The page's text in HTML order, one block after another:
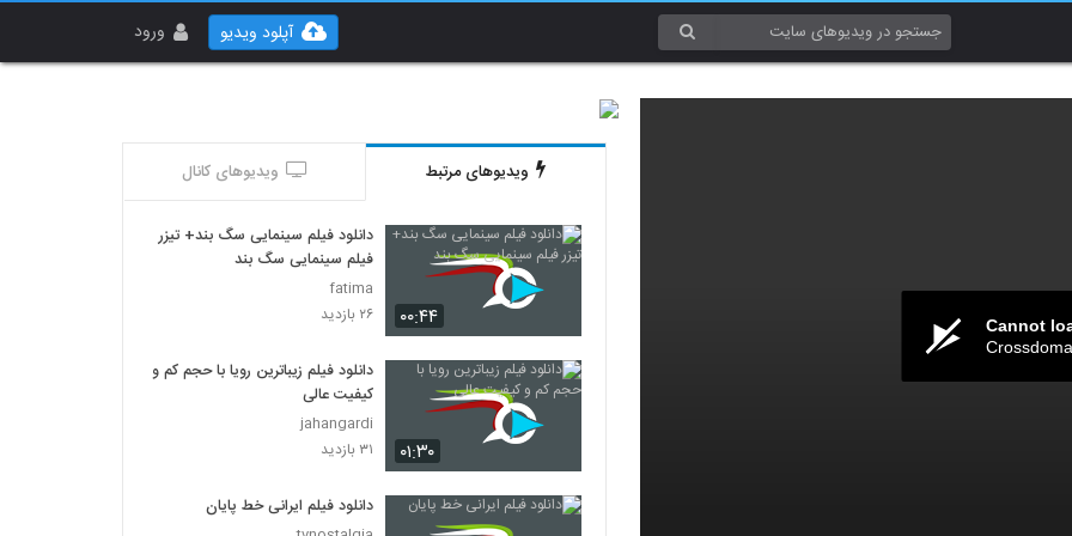
ورود آپلود ویدیو
Cannot
ویدیوهای مرتبط ویدیوهای کانال
۰۰:۴۴
دانلود فیلم سینمایی سگ بند+ تیزر
فیلم سینمایی سگ بند
fatima
۲۶ بازدید
۰۱:۳۰
دانلود فیلم زیباترین رویا با حجم کم و
کیفیت عالی
jahangardi
۳۱ بازدید
دانلود فیلم ایرانی خط پایان